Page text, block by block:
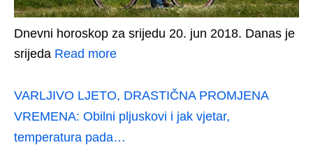
Dnevni horoskop za srijedu 20. jun 2018. Danas je
srijeda Read more
VARLJIVO LJETO, DRASTIČNA PROMJENA
VREMENA: Obilni pljuskovi i jak vjetar,
temperatura pada…